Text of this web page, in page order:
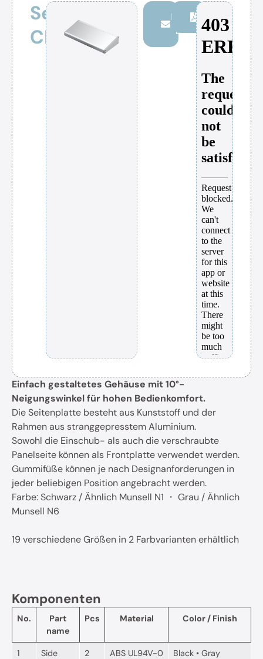
Serie
CF
Persönliche
Beratung
Download
Einfach gestaltetes Gehäuse mit 10°-
Neigungswinkel für hohen Bedienkomfort.
Die Seitenplatte besteht aus Kunststoff und der
Rahmen aus stranggepresstem Aluminium.
Sowohl die Einschub- als auch die verschraubte
Panelseite können als Frontplatte verwendet werden.
Gummifüße können je nach Designanforderungen in
jeder beliebigen Position angebracht werden.
Farbe: Schwarz / Ähnlich Munsell N1 ・ Grau / Ähnlich
Munsell N6
19 verschiedene Größen in 2 Farbvarianten erhältlich
Komponenten
No.
Part
name
Pcs Material Color / Finish
1 Side 2 ABS UL94V-0 Black • Gray